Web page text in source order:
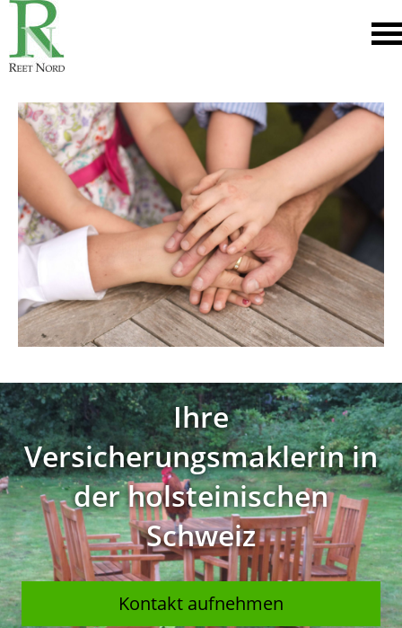
Ihre
Versicherungsmaklerin in
der holsteinischen
Schweiz
Kontakt aufnehmen